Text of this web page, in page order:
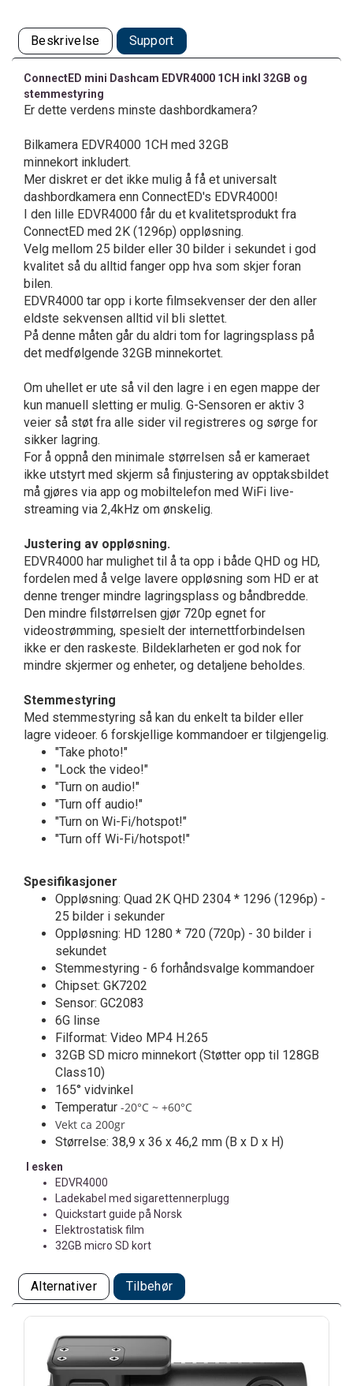
Beskrivelse Support
ConnectED mini Dashcam EDVR4000 1CH inkl 32GB og
stemmestyring
Er dette verdens minste dashbordkamera?
Bilkamera EDVR4000 1CH med 32GB
minnekort inkludert.
Mer diskret er det ikke mulig å få et universalt
dashbordkamera enn ConnectED's EDVR4000!
I den lille EDVR4000 får du et kvalitetsprodukt fra
ConnectED med 2K (1296p) oppløsning.
Velg mellom 25 bilder eller 30 bilder i sekundet i god
kvalitet så du alltid fanger opp hva som skjer foran
bilen.
EDVR4000 tar opp i korte filmsekvenser der den aller
eldste sekvensen alltid vil bli slettet.
På denne måten går du aldri tom for lagringsplass på
det medfølgende 32GB minnekortet.
Om uhellet er ute så vil den lagre i en egen mappe der
kun manuell sletting er mulig. G-Sensoren er aktiv 3
veier så støt fra alle sider vil registreres og sørge for
sikker lagring.
For å oppnå den minimale størrelsen så er kameraet
ikke utstyrt med skjerm så finjustering av opptaksbildet
må gjøres via app og mobiltelefon med WiFi live-
streaming via 2,4kHz om ønskelig.
Justering av oppløsning.
EDVR4000 har mulighet til å ta opp i både QHD og HD,
fordelen med å velge lavere oppløsning som HD er at
denne trenger mindre lagringsplass og båndbredde.
Den mindre filstørrelsen gjør 720p egnet for
videostrømming, spesielt der internettforbindelsen
ikke er den raskeste. Bildeklarheten er god nok for
mindre skjermer og enheter, og detaljene beholdes.
Stemmestyring
Med stemmestyring så kan du enkelt ta bilder eller
lagre videoer. 6 forskjellige kommandoer er tilgjengelig.
"Take photo!"
"Lock the video!"
"Turn on audio!"
"Turn off audio!"
"Turn on Wi-Fi/hotspot!"
"Turn off Wi-Fi/hotspot!"
Spesifikasjoner
Oppløsning: Quad 2K QHD 2304 * 1296 (1296p) -
25 bilder i sekunder
Oppløsning: HD 1280 * 720 (720p) - 30 bilder i
sekundet
Stemmestyring - 6 forhåndsvalge kommandoer
Chipset: GK7202
Sensor: GC2083
6G linse
Filformat: Video MP4 H.265
32GB SD micro minnekort (Støtter opp til 128GB
Class10)
165° vidvinkel
Temperatur -20°C ~ +60°C
Vekt ca 200gr
Størrelse: 38,9 x 36 x 46,2 mm (B x D x H)
I esken
EDVR4000
Ladekabel med sigarettennerplugg
Quickstart guide på Norsk
Elektrostatisk film
32GB micro SD kort
Alternativer Tilbehør